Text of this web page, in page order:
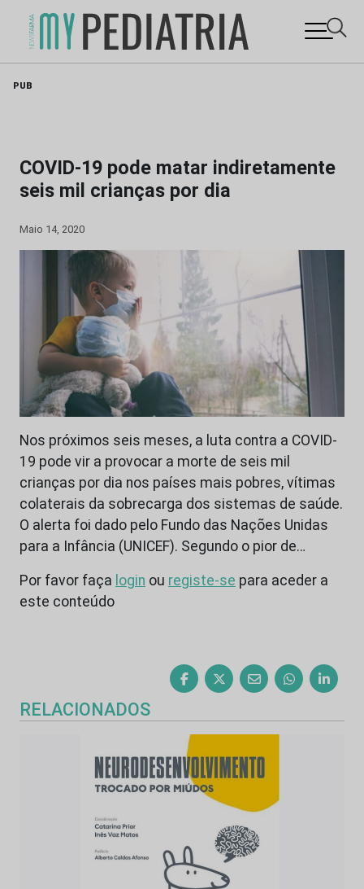
PUB
COVID-19 pode matar indiretamente
seis mil crianças por dia
Maio 14, 2020
Nos próximos seis meses, a luta contra a COVID-
19 pode vir a provocar a morte de seis mil
crianças por dia nos países mais pobres, vítimas
colaterais da sobrecarga dos sistemas de saúde.
O alerta foi dado pelo Fundo das Nações Unidas
para a Infância (UNICEF). Segundo o pior de…
Por favor faça login ou registe-se para aceder a
este conteúdo
RELACIONADOS